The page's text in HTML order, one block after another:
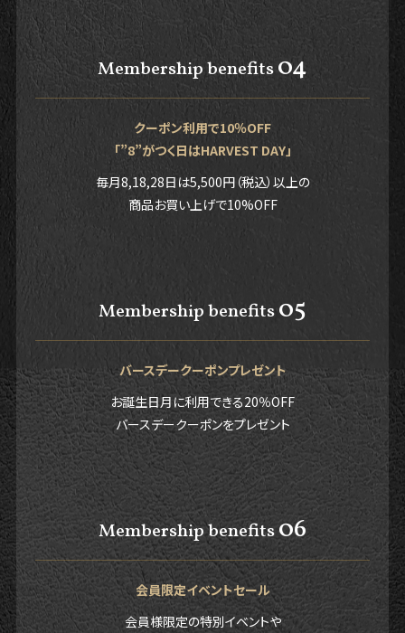
Membership benefits04
クーポン利用で10％OFF
「”8”がつく日はHARVEST DAY」
毎月8,18,28日は5,500円（税込）以上の
商品お買い上げで10%OFF
Membership benefits05
バースデークーポンプレゼント
お誕生日月に利用できる20％OFF
バースデークーポンをプレゼント
Membership benefits06
会員限定イベントセール
会員様限定の特別イベントや